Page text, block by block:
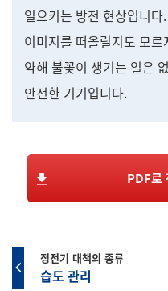
일으키는 방전 현상입니
이미지를 떠올릴지도 모
약해 불꽃이 생기는 일은
안전한 기기입니다.
PDF로
정전기 대책의 종류
습도 관리